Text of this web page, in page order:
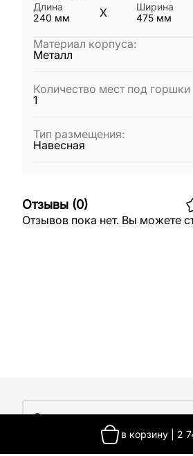
в корзину| 2
Длина
240 мм X
Ширина
475 мм
Материал корпуса:
Металл
Количество мест под
1
Тип размещения:
Навесная
Отзывы (0)
Отзывов пока нет. Вы можете
О компании